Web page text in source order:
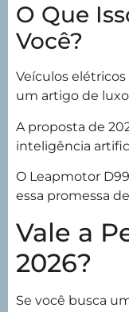
O Que
Você?
Veículos
um artigo de
A proposta de
inteligência
O Leapmotor
essa promessa
Vale a
2026?
Se você busca